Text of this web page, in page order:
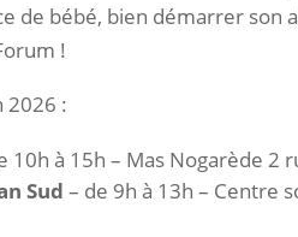
de bébé, bien démarrer
!
2026 :
10h à 15h – Mas Nogarède 2
Sud – de 9h à 13h – Centre